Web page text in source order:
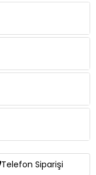
Telefon Siparişi